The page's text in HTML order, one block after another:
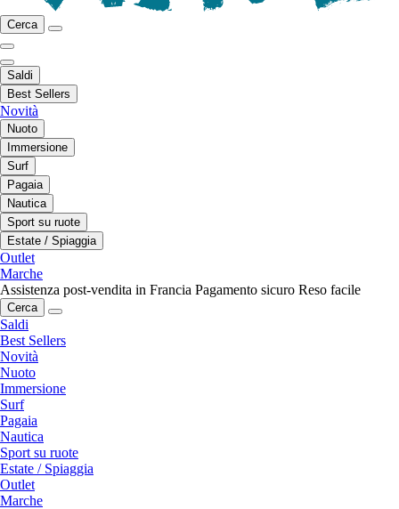
Cerca
Saldi
Best Sellers
Novità
Nuoto
Immersione
Surf
Pagaia
Nautica
Sport su ruote
Estate / Spiaggia
Outlet
Marche
Assistenza post-vendita in Francia Pagamento sicuro Reso facile
Cerca
Saldi
Best Sellers
Novità
Nuoto
Immersione
Surf
Pagaia
Nautica
Sport su ruote
Estate / Spiaggia
Outlet
Marche